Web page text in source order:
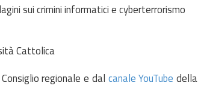
sui crimini informatici e cyberterrorismo
Cattolica
regionale e dal canale YouTube della